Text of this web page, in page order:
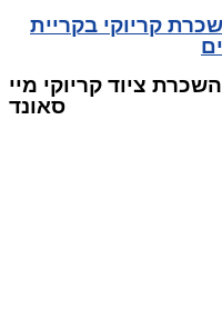
קריוקי בקריית
השכרת ציוד קריוקי מיי